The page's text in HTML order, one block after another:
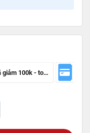
Mã giảm 100k - toàn sàn